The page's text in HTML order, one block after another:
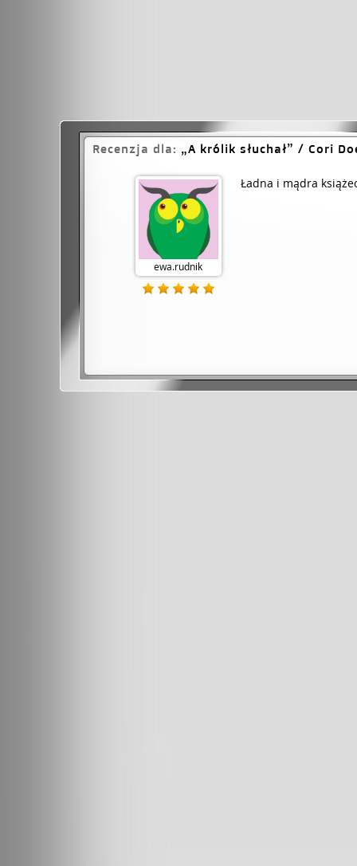
Recenzja dla: A królik słuchał / Cori
ewa.rudnik
Ładna i mądra